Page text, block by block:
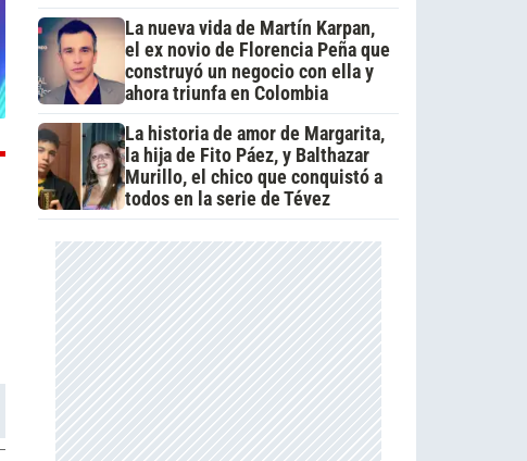
La nueva vida de Martín Karpan,
el ex novio de Florencia Peña que
construyó un negocio con ella y
ahora triunfa en Colombia
La historia de amor de Margarita,
la hija de Fito Páez, y Balthazar
Murillo, el chico que conquistó a
todos en la serie de Tévez